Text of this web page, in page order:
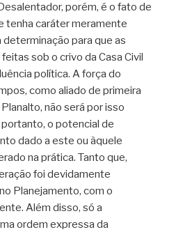
porém, é o fato de
tenha caráter meramente
determinação para que as
sob o crivo da Casa Civil
política. A força do
como aliado de primeira
não será por isso
o potencial de
dado a este ou àquele
na prática. Tanto que,
foi devidamente
Planejamento, com o
Além disso, só a
ordem expressa da